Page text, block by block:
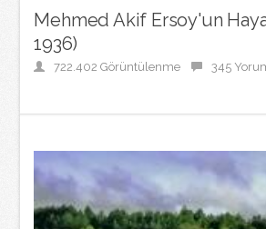
Mehmed Akif Ersoy'un
1936)
722.402 Görüntülenme 345